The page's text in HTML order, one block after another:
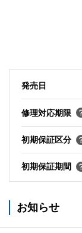
発売日
修理対応期限
初期保証区分
初期保証期間
お知らせ